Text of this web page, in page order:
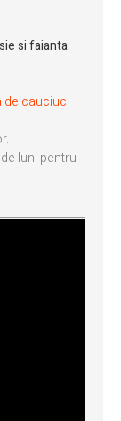
si faianta:
de cauciuc
luni pentru